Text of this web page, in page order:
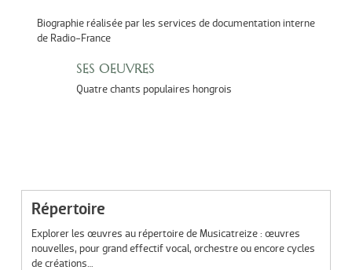
Biographie réalisée par les services de documentation interne
de Radio-France
SES OEUVRES
Quatre chants populaires hongrois
Répertoire
Explorer les œuvres au répertoire de Musicatreize : œuvres
nouvelles, pour grand effectif vocal, orchestre ou encore cycles
de créations…